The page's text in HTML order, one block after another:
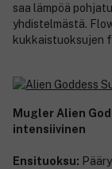
saa lämpöä
yhdistelmästä.
kukkaistuoksujen
Mugler Alien
intensiivinen
Ensituoksu: